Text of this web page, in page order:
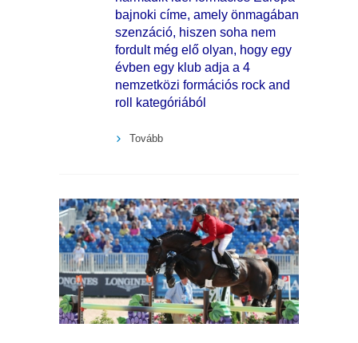
bajnoki címe, amely önmagában
szenzáció, hiszen soha nem
fordult még elő olyan, hogy egy
évben egy klub adja a 4
nemzetközi formációs rock and
roll kategóriából
Tovább